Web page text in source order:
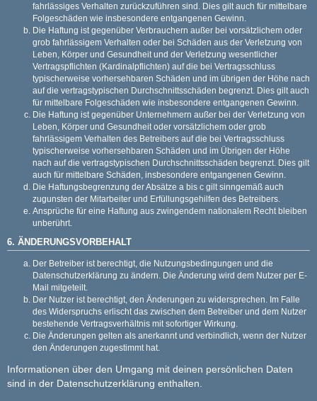
fahrlässiges Verhalten zurückzuführen sind. Dies gilt auch für mittelbare
Folgeschäden wie insbesondere entgangenen Gewinn.
Die Haftung ist gegenüber Verbrauchern außer bei vorsätzlichem oder
grob fahrlässigem Verhalten oder bei Schäden aus der Verletzung von
Leben, Körper und Gesundheit und der Verletzung wesentlicher
Vertragspflichten (Kardinalpflichten) auf die bei Vertragsschluss
typischerweise vorhersehbaren Schäden und im übrigen der Höhe nach
auf die vertragstypischen Durchschnittsschäden begrenzt. Dies gilt auch
für mittelbare Folgeschäden wie insbesondere entgangenen Gewinn.
Die Haftung ist gegenüber Unternehmern außer bei der Verletzung von
Leben, Körper und Gesundheit oder vorsätzlichem oder grob
fahrlässigem Verhalten des Betreibers auf die bei Vertragsschluss
typischerweise vorhersehbaren Schäden und im Übrigen der Höhe
nach auf die vertragstypischen Durchschnittsschäden begrenzt. Dies gilt
auch für mittelbare Schäden, insbesondere entgangenen Gewinn.
Die Haftungsbegrenzung der Absätze a bis c gilt sinngemäß auch
zugunsten der Mitarbeiter und Erfüllungsgehilfen des Betreibers.
Ansprüche für eine Haftung aus zwingendem nationalem Recht bleiben
unberührt.
6. ÄNDERUNGSVORBEHALT
Der Betreiber ist berechtigt, die Nutzungsbedingungen und die
Datenschutzerklärung zu ändern. Die Änderung wird dem Nutzer per E-
Mail mitgeteilt.
Der Nutzer ist berechtigt, den Änderungen zu widersprechen. Im Falle
des Widerspruchs erlischt das zwischen dem Betreiber und dem Nutzer
bestehende Vertragsverhältnis mit sofortiger Wirkung.
Die Änderungen gelten als anerkannt und verbindlich, wenn der Nutzer
den Änderungen zugestimmt hat.
Informationen über den Umgang mit deinen persönlichen Daten
sind in der Datenschutzerklärung enthalten.